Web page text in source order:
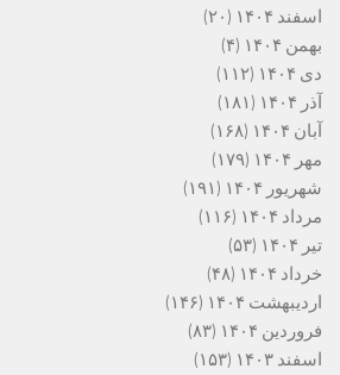
اسفند ۱۴۰۴
(۲۰)
بهمن ۱۴۰۴
(۴)
دی ۱۴۰۴
(۱۱۲)
آذر ۱۴۰۴
(۱۸۱)
آبان ۱۴۰۴
(۱۶۸)
مهر ۱۴۰۴
(۱۷۹)
شهریور ۱۴۰۴
(۱۹۱)
مرداد ۱۴۰۴
(۱۱۶)
تیر ۱۴۰۴
(۵۳)
خرداد ۱۴۰۴
(۴۸)
اردیبهشت ۱۴۰۴
(۱۴۶)
فروردین ۱۴۰۴
(۸۳)
اسفند ۱۴۰۳
(۱۵۳)